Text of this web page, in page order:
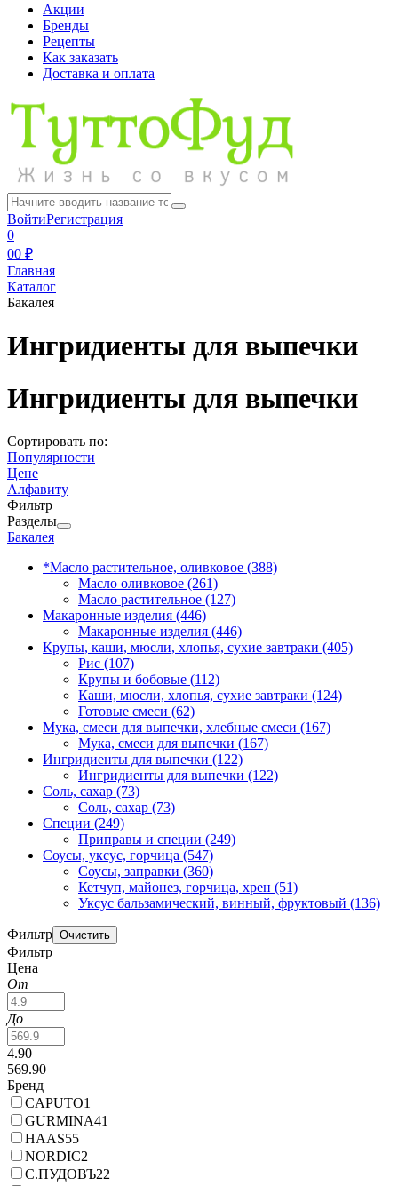
Акции
Бренды
Рецепты
Как заказать
Доставка и оплата
ВойтиРегистрация
0
00 ₽
Главная
Каталог
Бакалея
Ингридиенты для выпечки
Ингридиенты для выпечки
Сортировать по:
Популярности
Цене
Алфавиту
Фильтр
Разделы
Бакалея
*Масло растительное, оливковое (388)
Масло оливковое (261)
Масло растительное (127)
Макаронные изделия (446)
Макаронные изделия (446)
Крупы, каши, мюсли, хлопья, сухие завтраки (405)
Рис (107)
Крупы и бобовые (112)
Каши, мюсли, хлопья, сухие завтраки (124)
Готовые смеси (62)
Мука, смеси для выпечки, хлебные смеси (167)
Мука, смеси для выпечки (167)
Ингридиенты для выпечки (122)
Ингридиенты для выпечки (122)
Соль, сахар (73)
Соль, сахар (73)
Специи (249)
Приправы и специи (249)
Соусы, уксус, горчица (547)
Соусы, заправки (360)
Кетчуп, майонез, горчица, хрен (51)
Уксус бальзамический, винный, фруктовый (136)
Фильтр
Фильтр
Цена
От
До
4.90
569.90
Бренд
CAPUTO1
GURMINA41
HAAS55
NORDIC2
С.ПУДОВЪ22